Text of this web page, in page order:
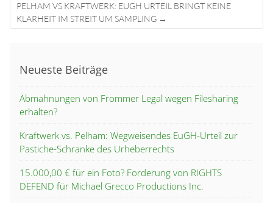
PELHAM VS KRAFTWERK: EUGH URTEIL BRINGT KEINE
KLARHEIT IM STREIT UM SAMPLING →
Neueste Beiträge
Abmahnungen von Frommer Legal wegen Filesharing
erhalten?
Kraftwerk vs. Pelham: Wegweisendes EuGH-Urteil zur
Pastiche-Schranke des Urheberrechts
15.000,00 € für ein Foto? Forderung von RIGHTS
DEFEND für Michael Grecco Productions Inc.